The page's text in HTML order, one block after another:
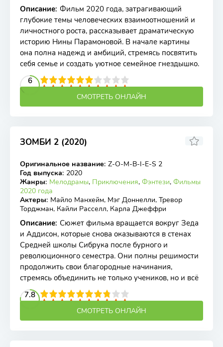
Описание: Фильм 2020 года, затрагивающий
глубокие темы человеческих взаимоотношений и
личностного роста, рассказывает драматическую
историю Нины Парамоновой. В начале картины
она полна надежд и амбиций, стремясь посвятить
себя семье и создать уютное семейное гнездышко.
6
4 5 6 7 8 9 10
СМОТРЕТЬ ОНЛАЙН
ЗОМБИ 2 (2020)
WEB-DL
6.4
Оригинальное название: Z-O-M-B-I-E-S 2
Год выпуска: 2020
Жанры: Мелодрамы, Приключения, Фэнтези, Фильмы
2020 года
Актеры: Майло Манхейм, Мэг Доннелли, Тревор
Торджман, Кайли Расселл, Карла Джеффри
Описание: Сюжет фильма вращается вокруг Зеда
и Аддисон, которые снова оказываются в стенах
Средней школы Сибрука после бурного и
революционного семестра. Они полны решимости
продолжить свои благородные начинания,
стремясь объединить не только учеников, но и всё
7.8
4 5 6 7 8 9 10
СМОТРЕТЬ ОНЛАЙН